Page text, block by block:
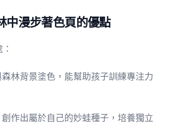
中漫步著色頁的優點
林背景塗色，能幫助孩子訓練專注力
作出屬於自己的妙蛙種子，培養獨立